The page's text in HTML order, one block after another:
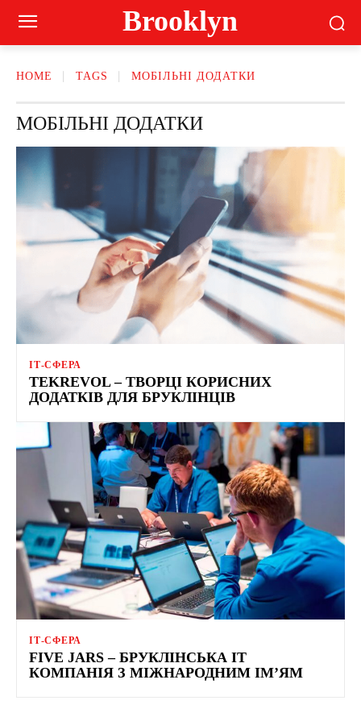
Brooklyn
HOME TAGS МОБІЛЬНІ ДОДАТКИ
МОБІЛЬНІ ДОДАТКИ
ІТ-СФЕРА
TEKREVOL – ТВОРЦІ КОРИСНИХ
ДОДАТКІВ ДЛЯ БРУКЛІНЦІВ
ІТ-СФЕРА
FIVE JARS – БРУКЛІНСЬКА IT
КОМПАНІЯ З МІЖНАРОДНИМ ІМ’ЯМ